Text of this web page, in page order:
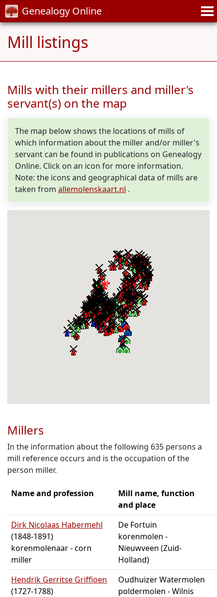
Genealogy Online
Mill listings
Mills with their millers and miller's
servant(s) on the map
The map below shows the locations of mills of
which information about the miller and/or miller's
servant can be found in publications on Genealogy
Online. Click on an icon for more information.
Note: the icons and geographical data of mills are
taken from allemolenskaart.nl .
Millers
In the information about the following 635 persons a
mill reference occurs and is the occupation of the
person miller.
Name and profession
Mill name, function
and place
Dirk Nicolaas Habermehl
(1848-1891)
korenmolenaar - corn
miller
De Fortuin
korenmolen -
Nieuwveen (Zuid-
Holland)
Hendrik Gerritse Griffioen
(1727-1788)
Oudhuizer Watermolen
poldermolen - Wilnis